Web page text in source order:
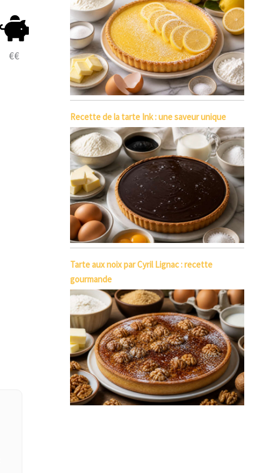
€€
Recette de la tarte Ink : une saveur unique
Tarte aux noix par Cyril Lignac : recette
gourmande